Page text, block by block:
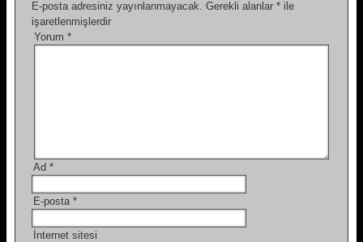
E-posta adresiniz yayınlanmayacak. Gerekli alanlar * ile
işaretlenmişlerdir
Yorum *
Ad *
E-posta *
İnternet sitesi